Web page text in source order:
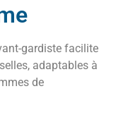
gardiste facilite
adaptables à
de